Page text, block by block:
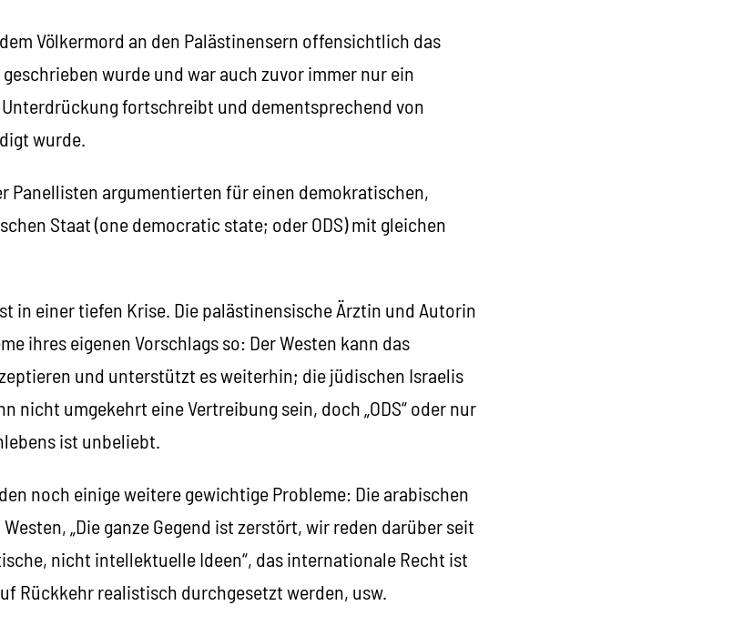
Völkermord an den Palästinensern offensichtlich das
wurde und war auch zuvor immer nur ein
fortschreibt und dementsprechend von
wurde.
Panellisten argumentierten für einen demokratischen,
Staat (one democratic state; oder ODS) mit gleichen
in einer tiefen Krise. Die palästinensische Ärztin und Autorin
ihres eigenen Vorschlags so: Der Westen kann das
und unterstützt es weiterhin; die jüdischen Israelis
nicht umgekehrt eine Vertreibung sein, doch „ODS“ oder nur
ist unbeliebt.
noch einige weitere gewichtige Probleme: Die arabischen
„Die ganze Gegend ist zerstört, wir reden darüber seit
nicht intellektuelle Ideen“, das internationale Recht ist
Rückkehr realistisch durchgesetzt werden, usw.